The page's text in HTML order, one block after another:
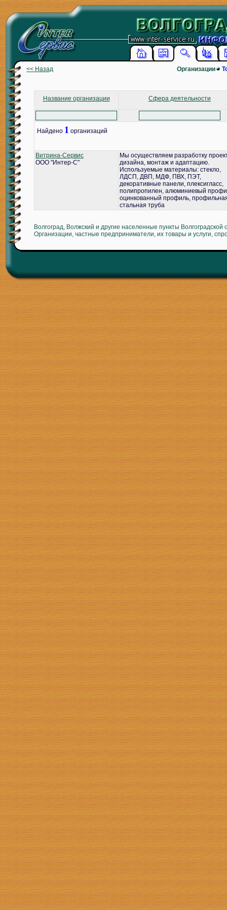
<< Назад Организации
Название организации Сфера деятельности
Найдено 1 организаций
Витрина-Сервис
ООО "Интер-С"
Мы осуществляем разработку
дизайна, монтаж и адаптацию.
Используемые материалы: стекло,
ЛДСП, ДВП, МДФ, ПВХ, ПЭТ,
декоративные панели, плексигласс,
полипропилен, алюминиевый
оцинкованный профиль,
стальная труба
Волгоград, Волжский и другие населенные пункты Волгоградской
Организации, частные предприниматели, их товары и услуги,